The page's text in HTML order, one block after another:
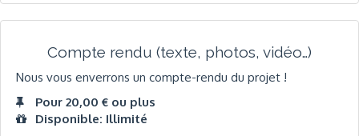
Compte rendu (texte, photos, vidéo…)
Nous vous enverrons un compte-rendu du projet !
Pour 20,00 € ou plus
Disponible: Illimité